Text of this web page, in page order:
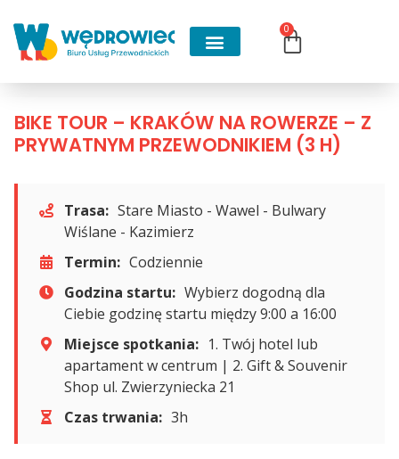
0
BIKE TOUR – KRAKÓW NA ROWERZE – Z
PRYWATNYM PRZEWODNIKIEM (3 H)
Trasa: Stare Miasto - Wawel - Bulwary
Wiślane - Kazimierz
Termin: Codziennie
Godzina startu: Wybierz dogodną dla
Ciebie godzinę startu między 9:00 a 16:00
Miejsce spotkania: 1. Twój hotel lub
apartament w centrum | 2. Gift & Souvenir
Shop ul. Zwierzyniecka 21
Czas trwania: 3h